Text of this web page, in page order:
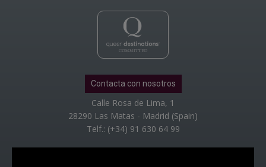
Contacta con nosotros
Calle Rosa de Lima, 1
28290 Las Matas - Madrid (Spain)
Telf.: (+34) 91 630 64 99